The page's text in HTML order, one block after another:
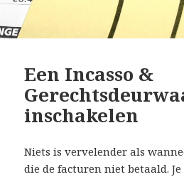
Een Incasso &
inschakelen
Niets is vervelender als
die de facturen niet betaald.